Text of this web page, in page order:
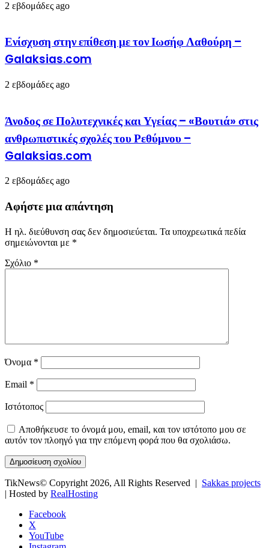
2 εβδομάδες ago
Ενίσχυση στην επίθεση με τον Ιωσήφ Λαθούρη –
Galaksias.com
2 εβδομάδες ago
Άνοδος σε Πολυτεχνικές και Υγείας – «Βουτιά» στις
ανθρωπιστικές σχολές του Ρεθύμνου –
Galaksias.com
2 εβδομάδες ago
Αφήστε μια απάντηση
Η ηλ. διεύθυνση σας δεν δημοσιεύεται. Τα υποχρεωτικά πεδία
σημειώνονται με *
Σχόλιο *
Όνομα *
Email *
Ιστότοπος
Αποθήκευσε το όνομά μου, email, και τον ιστότοπο μου σε
αυτόν τον πλοηγό για την επόμενη φορά που θα σχολιάσω.
TikNews© Copyright 2026, All Rights Reserved | Sakkas projects
| Hosted by RealHosting
Facebook
X
YouTube